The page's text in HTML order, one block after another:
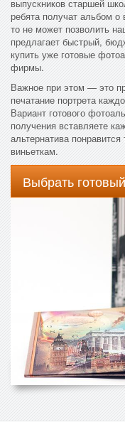
выпускников старшей
ребята получат альбом
то не может позволить
предлагает быстрый,
купить уже готовые
фирмы.
Важное при этом — это
печатание портрета
Вариант готового
получения вставляете
альтернатива
виньеткам.
Выбрать